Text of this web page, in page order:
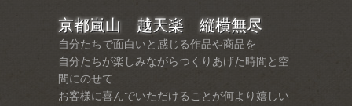
京都嵐山 越天楽 縦横無尽
自分たちで面白いと感じる作品や商品を
自分たちが楽しみながらつくりあげた時間と空
間にのせて
お客様に喜んでいただけることが何より嬉しい